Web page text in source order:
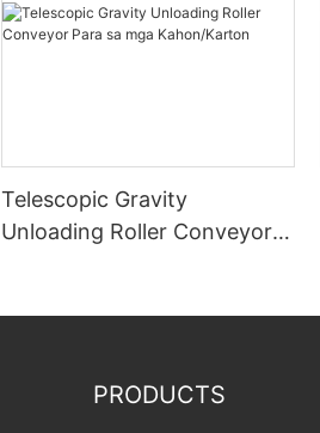
Telescopic Gravity
Unloading Roller Conveyor
PRODUCTS